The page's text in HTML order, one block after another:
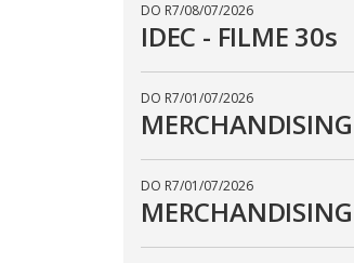
DO R7/08/07/2026
IDEC - FILME 30s
DO R7/01/07/2026
DO R7/01/07/2026